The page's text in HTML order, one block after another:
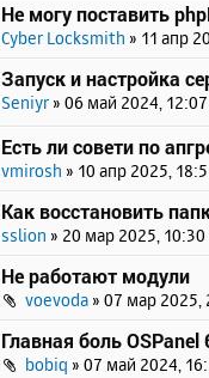
Не могу поставить
Cyber Locksmith » 11 апр
Запуск и настройка
Seniyr » 06 май 2024, 12:07
Есть ли совети по
vmirosh » 10 апр 2025,
Как восстановить
sslion » 20 мар 2025, 10:30
Не работают модули
voevoda» 07 мар 2025,
Главная боль OSPanel
bobiq » 07 май 2024,